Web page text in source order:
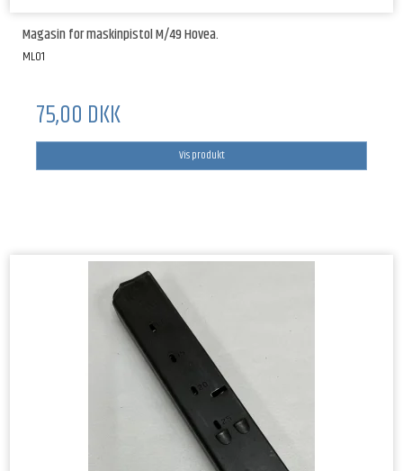
Magasin for maskinpistol M/49 Hovea.
ML01
75,00 DKK
Vis produkt